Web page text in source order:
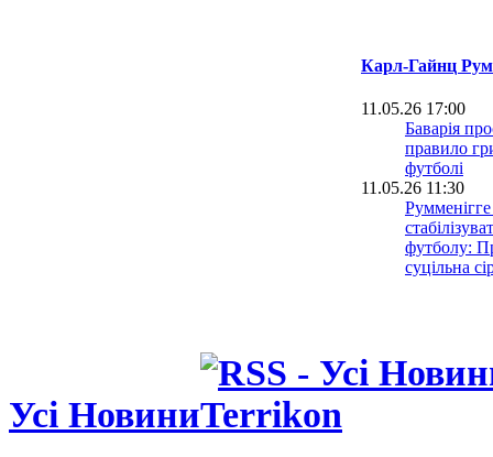
Карл-Гайнц
11.05.26 17:00
Баварія
правило
футболі
11.05.26 11:30
футболу:
суцільна
30.04.26 17:22
Усі Новини